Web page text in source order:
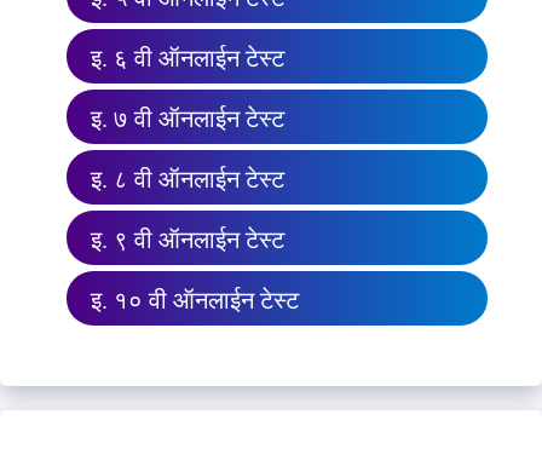
इ. ६ वी ऑनलाईन टेस्ट
इ. ७ वी ऑनलाईन टेस्ट
इ. ८ वी ऑनलाईन टेस्ट
इ. ९ वी ऑनलाईन टेस्ट
इ. १० वी ऑनलाईन टेस्ट